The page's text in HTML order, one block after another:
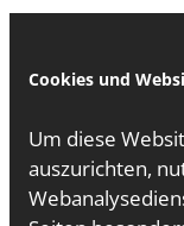
Cookies und
Um diese
auszurichten,